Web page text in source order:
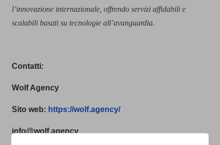
l’innovazione internazionale, offrendo servizi affidabili e
scalabili basati su tecnologie all’avanguardia.
Contatti:
Wolf Agency
Sito web: https://wolf.agency/
info@wolf.agency